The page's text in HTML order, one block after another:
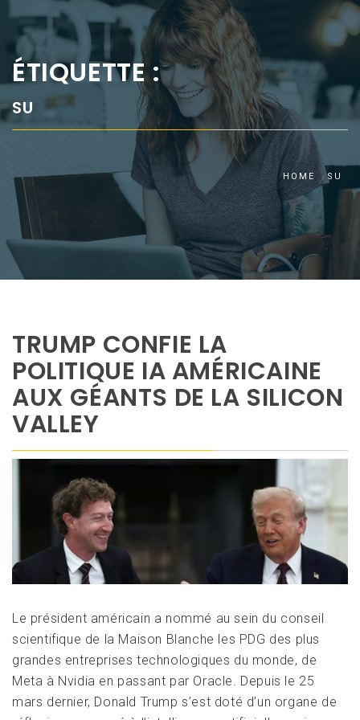
ÉTIQUETTE :
SU
HOME SU
TRUMP CONFIE LA
POLITIQUE IA AMÉRICAINE
AUX GÉANTS DE LA SILICON
VALLEY
Le président américain a nommé au sein du conseil
scientifique de la Maison Blanche les PDG des plus
grandes entreprises technologiques du monde, de
Meta à Nvidia en passant par Oracle. Depuis le 25
mars dernier, Donald Trump s’est doté d’un organe de